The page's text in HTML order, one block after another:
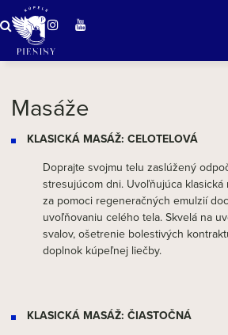
Masáže
KLASICKÁ MASÁŽ: CELOTELOVÁ
Doprajte svojmu telu zaslúžený
stresujúcom dni. Uvoľňujúca klasická
za pomoci regeneračných emulzií
uvoľňovaniu celého tela. Skvelá na
svalov, ošetrenie bolestivých
doplnok kúpeľnej liečby.
KLASICKÁ MASÁŽ: ČIASTOČNÁ